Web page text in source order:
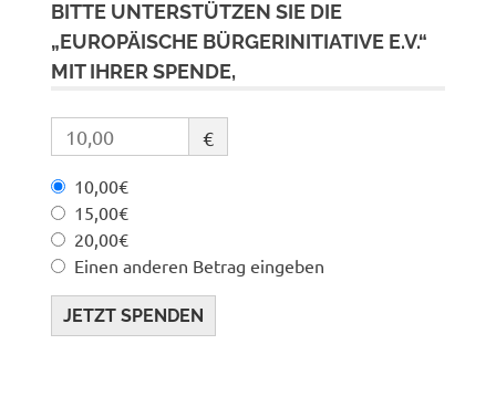
BITTE UNTERSTÜTZEN SIE DIE
„EUROPÄISCHE BÜRGERINITIATIVE E.V.“
MIT IHRER SPENDE,
€
10,00€
15,00€
20,00€
Einen anderen Betrag eingeben
JETZT SPENDEN